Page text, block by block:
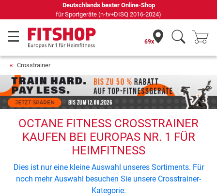
Deutschlands bester Online-Shop
für Sportgeräte (n-tv+DISQ 2016-2024)
69x
Crosstrainer
OCTANE FITNESS CROSSTRAINER
KAUFEN BEI EUROPAS NR. 1 FÜR
HEIMFITNESS
Dies ist nur eine kleine Auswahl unseres Sortiments. Für
noch mehr Auswahl besuchen Sie unsere Crosstrainer-
Kategorie.